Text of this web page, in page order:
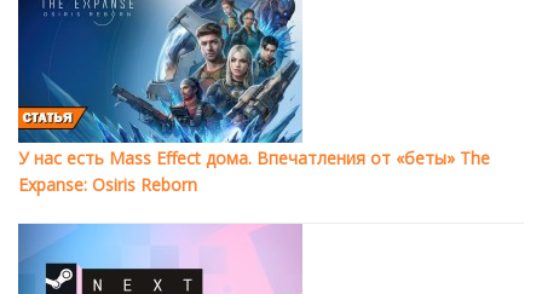
У нас есть Mass Effect дома. Впечатления от «беты» The
Expanse: Osiris Reborn